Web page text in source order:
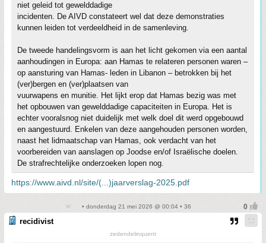
niet geleid tot gewelddadige
incidenten. De AIVD constateert wel dat deze demonstraties
kunnen leiden tot verdeeldheid in de samenleving.
De tweede handelingsvorm is aan het licht gekomen via een aantal
aanhoudingen in Europa: aan Hamas te relateren personen waren –
op aansturing van Hamas-­ leden in Libanon – betrokken bij het
(ver)bergen en (ver)plaatsen van
vuurwapens en munitie. Het lijkt erop dat Hamas bezig was met
het opbouwen van gewelddadige capaciteiten in Europa. Het is
echter vooralsnog niet duidelijk met welk doel dit werd opgebouwd
en aangestuurd. Enkelen van deze aangehouden personen worden,
naast het lidmaatschap van Hamas, ook verdacht van het
voorbereiden van aanslagen op Joodse en/of Israëlische doelen.
De strafrechtelijke onderzoeken lopen nog.
https://www.aivd.nl/site/(...)jaarverslag-2025.pdf
• donderdag 21 mei 2026 @ 00:04 • 36
recidivist
zedendelinquent